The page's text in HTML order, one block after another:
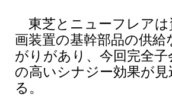
東芝とニューフレアは
画装置の基幹部品の供
がりがあり、今回完全
の高いシナジー効果が
る。